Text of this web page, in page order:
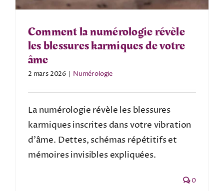
Comment la numérologie révèle
les blessures karmiques de votre
âme
2 mars 2026 | Numérologie
La numérologie révèle les blessures
karmiques inscrites dans votre vibration
d’âme. Dettes, schémas répétitifs et
mémoires invisibles expliquées.
0